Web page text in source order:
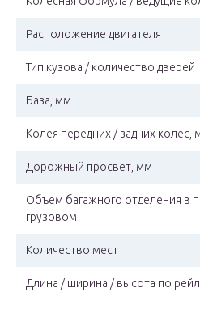
Расположение двигателя
Тип кузова / количество дверей
База, мм
Колея передних / задних колес,
Дорожный просвет, мм
Объем багажного отделения в
грузовом…
Количество мест
Длина / ширина / высота по